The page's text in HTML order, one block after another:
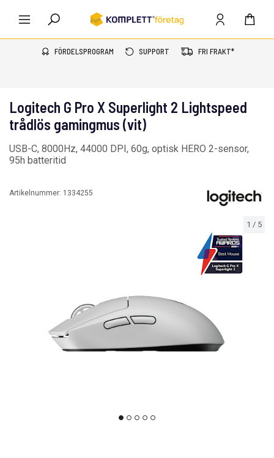
FÖRDELSPROGRAM SUPPORT FRI FRAKT*
1 / 5
Logitech G Pro X Superlight 2 Lightspeed
trådlös gamingmus (vit)
USB-C, 8000Hz, 44000 DPI, 60g, optisk HERO 2-sensor,
95h batteritid
Artikelnummer: 1334255